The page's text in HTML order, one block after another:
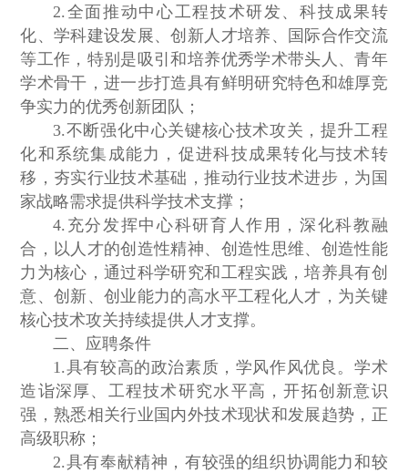
2.全面推动中心工程技术研发、科技成果转
化、学科建设发展、创新人才培养、国际合作交流
等工作，特别是吸引和培养优秀学术带头人、青年
学术骨干，进一步打造具有鲜明研究特色和雄厚竞
争实力的优秀创新团队；
3.不断强化中心关键核心技术攻关，提升工程
化和系统集成能力，促进科技成果转化与技术转
移，夯实行业技术基础，推动行业技术进步，为国
家战略需求提供科学技术支撑；
4.充分发挥中心科研育人作用，深化科教融
合，以人才的创造性精神、创造性思维、创造性能
力为核心，通过科学研究和工程实践，培养具有创
意、创新、创业能力的高水平工程化人才，为关键
核心技术攻关持续提供人才支撑。
二、应聘条件
1.具有较高的政治素质，学风作风优良。学术
造诣深厚、工程技术研究水平高，开拓创新意识
强，熟悉相关行业国内外技术现状和发展趋势，正
高级职称；
2.具有奉献精神，有较强的组织协调能力和较